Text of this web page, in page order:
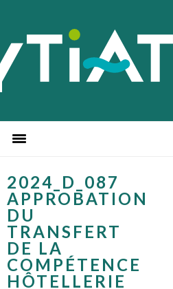
2024_D_087
APPROBATION
DU
TRANSFERT
DE LA
COMPÉTENCE
HÔTELLERIE